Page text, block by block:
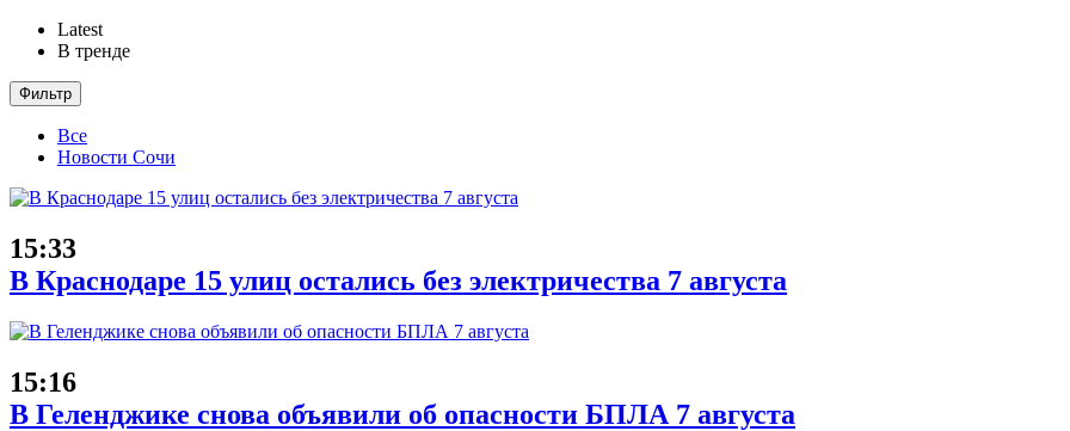
Latest
В тренде
Фильтр
Все
Новости Сочи
15:33
В Краснодаре 15 улиц остались без электричества 7 августа
15:16
В Геленджике снова объявили об опасности БПЛА 7 августа